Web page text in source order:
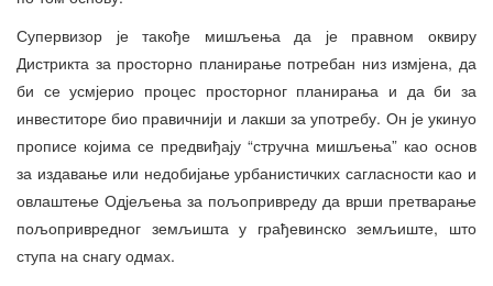
Супервизор је такође мишљења да је правном оквиру
Дистрикта за просторно планирање потребан низ измјена, да
би се усмјерио процес просторног планирања и да би за
инвеститоре био правичнији и лакши за употребу. Он је укинуо
прописе којима се предвиђају “стручна мишљења” као основ
за издавање или недобијање урбанистичких сагласности као и
овлаштење Одјељења за пољопривреду да врши претварање
пољопривредног земљишта у грађевинско земљиште, што
ступа на снагу одмах.